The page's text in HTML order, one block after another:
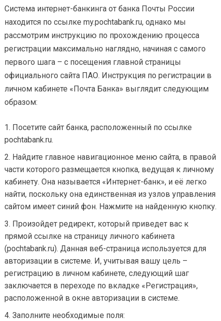
Система интернет-банкинга от банка Почты России
находится по ссылке my.pochtabank.ru, однако мы
рассмотрим инструкцию по прохождению процесса
регистрации максимально наглядно, начиная с самого
первого шага – с посещения главной страницы
официального сайта ПАО. Инструкция по регистрации в
личном кабинете «Почта Банка» выглядит следующим
образом:
Посетите сайт банка, расположенный по ссылке
pochtabank.ru.
Найдите главное навигационное меню сайта, в правой
части которого размещается кнопка, ведущая к личному
кабинету. Она называется «Интернет-банк», и её легко
найти, поскольку она единственная из узлов управления
сайтом имеет синий фон. Нажмите на найденную кнопку.
Произойдет редирект, который приведет вас к
прямой ссылке на страницу личного кабинета
(pochtabank.ru). Данная веб-страница используется для
авторизации в системе. И, учитывая вашу цель –
регистрацию в личном кабинете, следующий шаг
заключается в переходе по вкладке «Регистрация»,
расположенной в окне авторизации в системе.
Заполните необходимые поля: